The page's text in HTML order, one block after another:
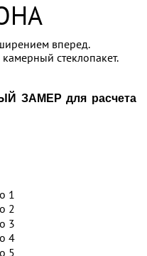
вперед.
стеклопакет.
ЗАМЕР для расчета